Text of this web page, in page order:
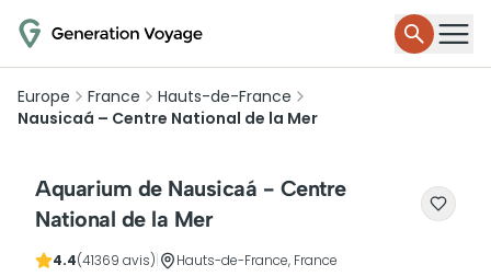
Europe France
Hauts-de-France
Nausicaá – Centre National de la Mer
Aquarium de Nausicaá - Centre
National de la Mer
4.4(41369 avis) Hauts-de-France, France